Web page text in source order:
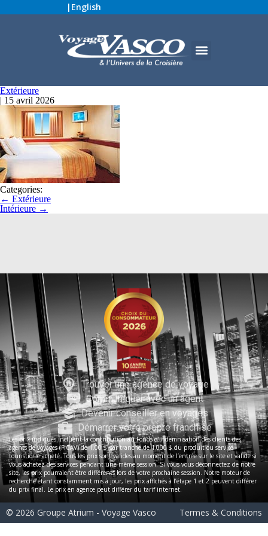
| English
Extérieure
| 15 avril 2026
Categories:
← Extérieure
Intérieure →
Trouver une agence de voyage
Communiquer avec un agent
Devenir conseiller en voyages
Démarrer votre propre franchise
Les prix indiqués incluent la contribution au Fonds d’indemnisation des clients des
agents de voyages (FICAV) de 1,00 $ par tranche de 1 000 $ du produit ou service
touristique acheté. Tous les prix sont valides au moment de l’entrée sur le site et valide si
vous achetez des services pendant une même session. Si vous vous déconnectez de notre
site, les prix pourraient être différents lors de votre prochaine session. Notre moteur de
recherche étant constamment mis à jour, les prix affichés à l’étape 1 et 2 peuvent différer
du prix final. Le prix en agence peut différer du tarif internet.
© 2026 Groupe Atrium - Voyage Vasco Termes & Conditions